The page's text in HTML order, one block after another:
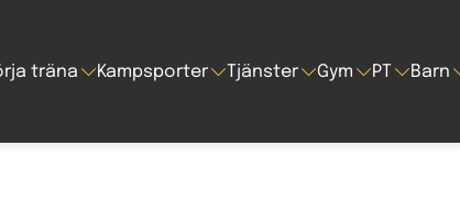
träna Kampsporter Tjänster Gym PT Barn